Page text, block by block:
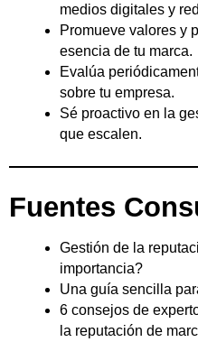
medios digitales y
Promueve valores y
esencia de tu marca.
Evalúa
sobre tu empresa.
Sé proactivo en la
que escalen.
Fuentes
Gestión de la
importancia?
Una guía sencilla
6 consejos de
la reputación de